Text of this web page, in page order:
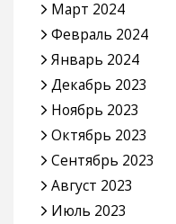
Март 2024
Февраль 2024
Январь 2024
Декабрь 2023
Ноябрь 2023
Октябрь 2023
Сентябрь 2023
Август 2023
Июль 2023